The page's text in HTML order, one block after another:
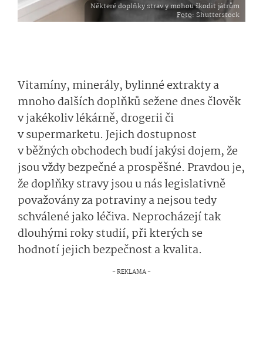
Některé doplňky strav y mohou škodit játrům
Foto: Shutterstock
Vitamíny, minerály, bylinné extrakty a
mnoho dalších doplňků sežene dnes člověk
v jakékoliv lékárně, drogerii či
v supermarketu. Jejich dostupnost
v běžných obchodech budí jakýsi dojem, že
jsou vždy bezpečné a prospěšné. Pravdou je,
že doplňky stravy jsou u nás legislativně
považovány za potraviny a nejsou tedy
schválené jako léčiva. Neprocházejí tak
dlouhými roky studií, při kterých se
hodnotí jejich bezpečnost a kvalita.